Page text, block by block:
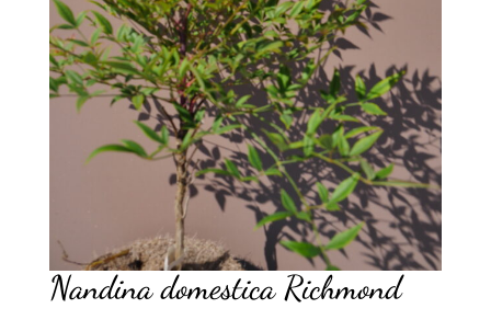
Nandina domestica Richmond